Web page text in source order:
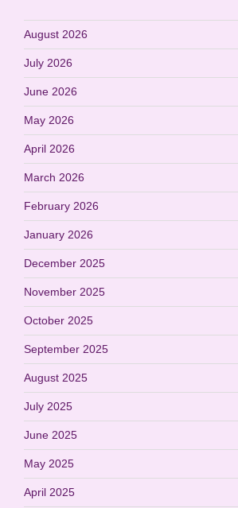
August 2026
July 2026
June 2026
May 2026
April 2026
March 2026
February 2026
January 2026
December 2025
November 2025
October 2025
September 2025
August 2025
July 2025
June 2025
May 2025
April 2025